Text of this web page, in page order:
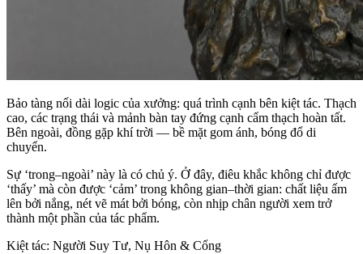
Bảo tàng nối dài logic của xưởng: quá trình cạnh bên kiệt tác. Thạch
cao, các trạng thái và mảnh bàn tay đứng cạnh cẩm thạch hoàn tất.
Bên ngoài, đồng gặp khí trời — bề mặt gom ánh, bóng đổ di
chuyển.
Sự ‘trong–ngoài’ này là có chủ ý. Ở đây, điêu khắc không chỉ được
‘thấy’ mà còn được ‘cảm’ trong không gian–thời gian: chất liệu ấm
lên bởi nắng, nét vẽ mát bởi bóng, còn nhịp chân người xem trở
thành một phần của tác phẩm.
Kiệt tác: Người Suy Tư, Nụ Hôn & Cổng